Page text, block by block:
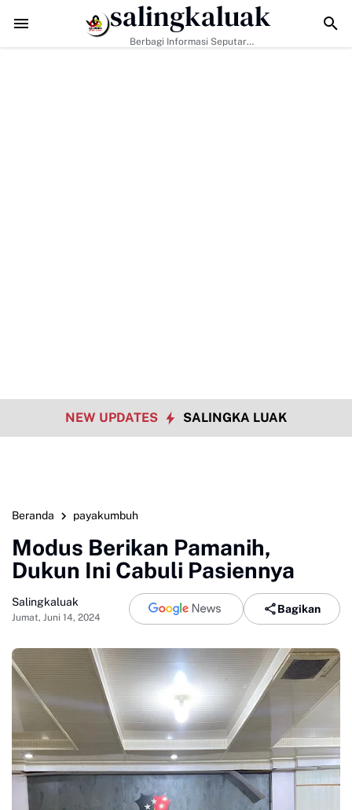
Sosial Jadi Kunci, Hj. Aida Dorong Nagari Aktif Pastikan Warga
salingkaluak
Berbagi Informasi Seputar
NEW UPDATES SALINGKA LUAK
Beranda payakumbuh
Modus Berikan Pamanih,
Dukun Ini Cabuli Pasiennya
Salingkaluak
Jumat, Juni 14, 2024
Bagikan